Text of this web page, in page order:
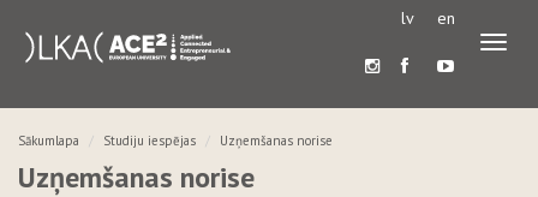
lv en
Sākumlapa Studiju iespējas Uzņemšanas norise
Uzņemšanas norise